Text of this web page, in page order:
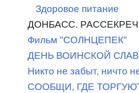
Здоровое питание
ДОНБАСС.
Фильм "СОЛНЦЕПЕК"
ДЕНЬ ВОИНСКОЙ
Никто не забыт, ничто
СООБЩИ, ГДЕ